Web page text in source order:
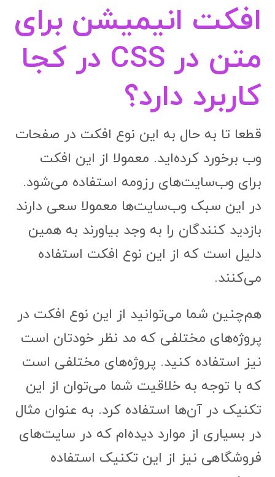
افکت انیمیشن برای
متن در CSS در کجا
کاربرد دارد؟
قطعا تا به حال به این نوع افکت در صفحات
وب برخورد کرده‌اید. معمولا از این افکت
برای وب‌سایت‌های رزومه استفاده می‌شود.
در این سبک وب‌سایت‌ها معمولا سعی دارند
بازدید کنندگان را به وجد بیاورند به همین
دلیل است که از این نوع افکت استفاده
می‌کنند.
هم‌چنین شما می‌توانید از این نوع افکت در
پروژه‌های مختلفی که مد نظر خودتان است
نیز استفاده کنید. پروژه‌های مختلفی است
که با توجه به خلاقیت شما می‌توان از این
تکنیک در آن‌ها استفاده کرد. به عنوان مثال
در بسیاری از موارد دیده‌ام که در سایت‌های
فروشگاهی نیز از این تکنیک استفاده